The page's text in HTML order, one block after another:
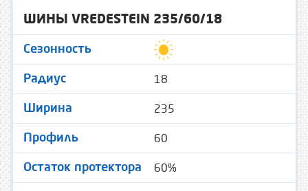
ШИНЫ VREDESTEIN 235/60/18
Сезонность
Радиус 18
Ширина 235
Профиль 60
Остаток протектора 60%